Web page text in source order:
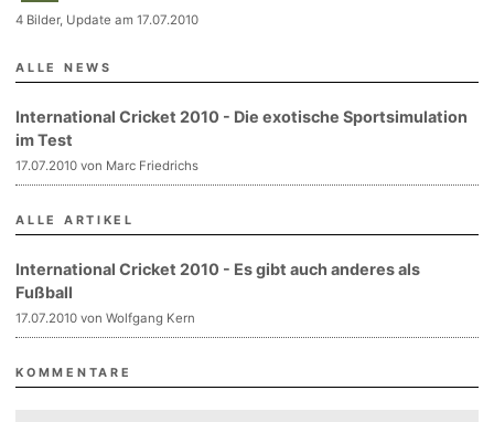
4 Bilder, Update am 17.07.2010
ALLE NEWS
International Cricket 2010 - Die exotische Sportsimulation
im Test
17.07.2010 von Marc Friedrichs
ALLE ARTIKEL
International Cricket 2010 - Es gibt auch anderes als
Fußball
17.07.2010 von Wolfgang Kern
KOMMENTARE